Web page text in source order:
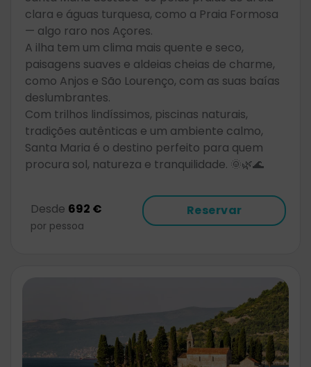
clara e águas turquesa, como a Praia Formosa
— algo raro nos Açores.
A ilha tem um clima mais quente e seco,
paisagens suaves e aldeias cheias de charme,
como Anjos e São Lourenço, com as suas baías
deslumbrantes.
Com trilhos lindíssimos, piscinas naturais,
tradições autênticas e um ambiente calmo,
Santa Maria é o destino perfeito para quem
procura sol, natureza e tranquilidade. 🌞🌿🌊
Desde 692 €
por pessoa
Reservar